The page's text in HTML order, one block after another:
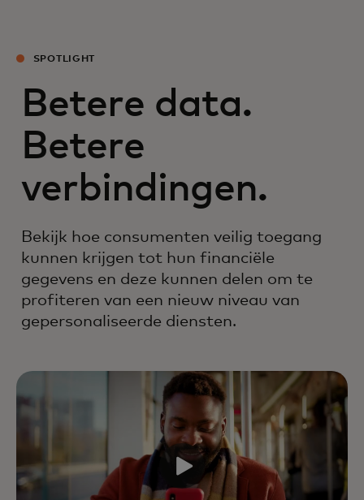
SPOTLIGHT
Betere data.
Betere
verbindingen.
Bekijk hoe consumenten veilig toegang
kunnen krijgen tot hun financiële
gegevens en deze kunnen delen om te
profiteren van een nieuw niveau van
gepersonaliseerde diensten.